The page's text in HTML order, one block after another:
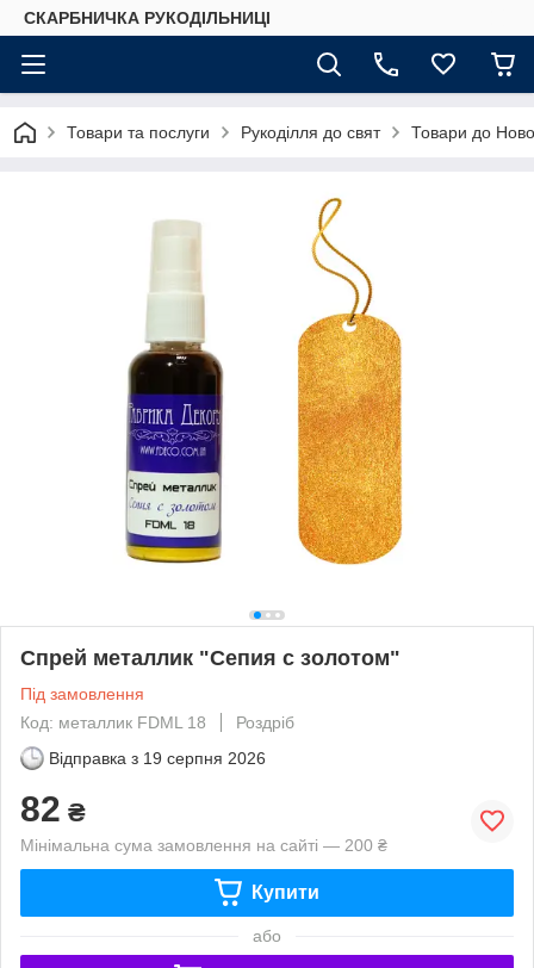
СКАРБНИЧКА РУКОДІЛЬНИЦІ
Товари та послуги Рукоділля до свят Товари до
Спрей металлик "Сепия с золотом"
Під замовлення
Код: металлик FDML 18
Роздріб
Відправка з 19 серпня 2026
82 ₴
Мінімальна сума замовлення на сайті — 200 ₴
Купити
або